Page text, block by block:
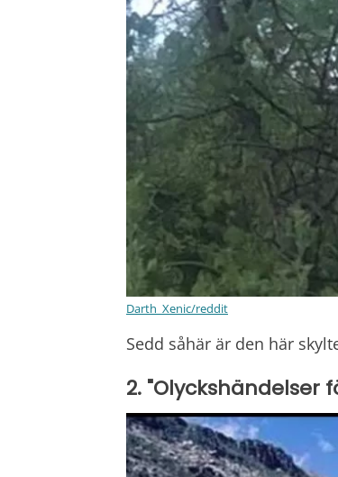
Darth_Xenic/reddit
Sedd såhär är den här
2. "Olyckshändelser